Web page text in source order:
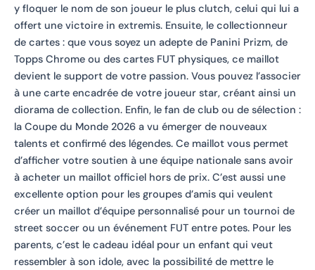
y floquer le nom de son joueur le plus clutch, celui qui lui a
offert une victoire in extremis. Ensuite, le collectionneur
de cartes : que vous soyez un adepte de Panini Prizm, de
Topps Chrome ou des cartes FUT physiques, ce maillot
devient le support de votre passion. Vous pouvez l’associer
à une carte encadrée de votre joueur star, créant ainsi un
diorama de collection. Enfin, le fan de club ou de sélection :
la Coupe du Monde 2026 a vu émerger de nouveaux
talents et confirmé des légendes. Ce maillot vous permet
d’afficher votre soutien à une équipe nationale sans avoir
à acheter un maillot officiel hors de prix. C’est aussi une
excellente option pour les groupes d’amis qui veulent
créer un maillot d’équipe personnalisé pour un tournoi de
street soccer ou un événement FUT entre potes. Pour les
parents, c’est le cadeau idéal pour un enfant qui veut
ressembler à son idole, avec la possibilité de mettre le